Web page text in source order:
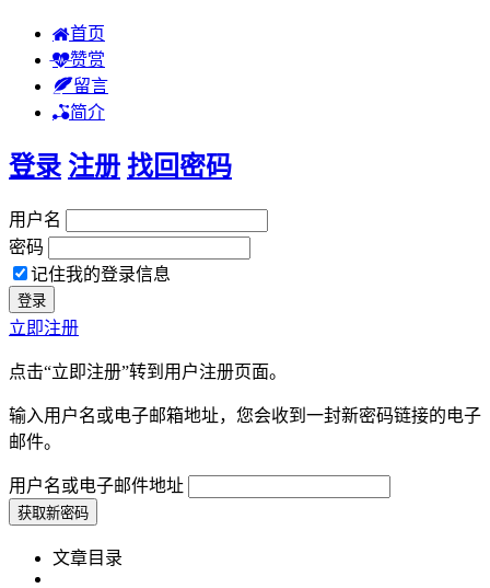
首页
赞赏
留言
简介
登录 注册 找回密码
用户名
密码
记住我的登录信息
立即注册
点击“立即注册”转到用户注册页面。
输入用户名或电子邮箱地址，您会收到一封新密码链接的电子
邮件。
用户名或电子邮件地址
文章目录